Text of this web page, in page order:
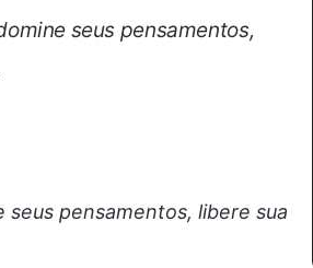
seus pensamentos,
pensamentos, libere sua